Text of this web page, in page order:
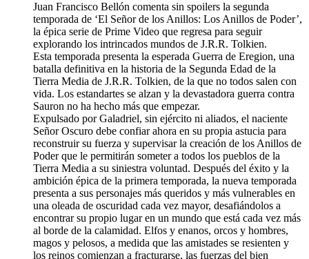
Juan Francisco Bellón comenta sin spoilers la segunda
temporada de ‘El Señor de los Anillos: Los Anillos de Poder’,
la épica serie de Prime Video que regresa para seguir
explorando los intrincados mundos de J.R.R. Tolkien.
Esta temporada presenta la esperada Guerra de Eregion, una
batalla definitiva en la historia de la Segunda Edad de la
Tierra Media de J.R.R. Tolkien, de la que no todos salen con
vida. Los estandartes se alzan y la devastadora guerra contra
Sauron no ha hecho más que empezar.
Expulsado por Galadriel, sin ejército ni aliados, el naciente
Señor Oscuro debe confiar ahora en su propia astucia para
reconstruir su fuerza y supervisar la creación de los Anillos de
Poder que le permitirán someter a todos los pueblos de la
Tierra Media a su siniestra voluntad. Después del éxito y la
ambición épica de la primera temporada, la nueva temporada
presenta a sus personajes más queridos y más vulnerables en
una oleada de oscuridad cada vez mayor, desafiándolos a
encontrar su propio lugar en un mundo que está cada vez más
al borde de la calamidad. Elfos y enanos, orcos y hombres,
magos y pelosos, a medida que las amistades se resienten y
los reinos comienzan a fracturarse, las fuerzas del bien